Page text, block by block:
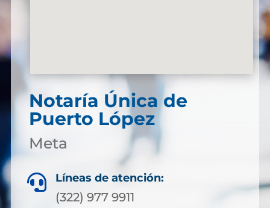
Notaría Única de
Puerto López
Meta
 Líneas de atención:
(322) 977 9911